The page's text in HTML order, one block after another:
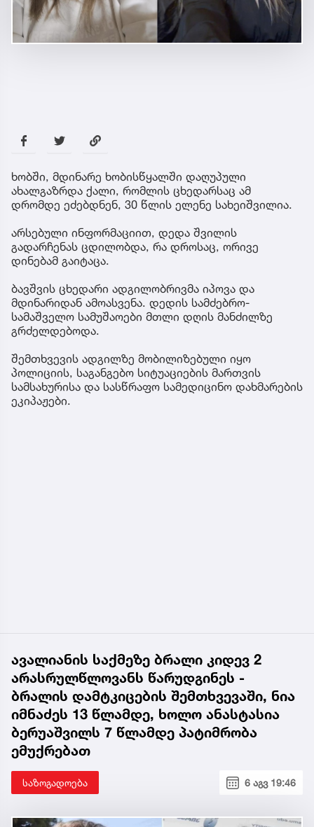
ხობში, მდინარე ხობისწყალში დაღუპული
ახალგაზრდა ქალი, რომლის ცხედარსაც ამ
დრომდე ეძებდნენ, 30 წლის ელენე სახეიშვილია.
არსებული ინფორმაციით, დედა შვილის
გადარჩენას ცდილობდა, რა დროსაც, ორივე
დინებამ გაიტაცა.
ბავშვის ცხედარი ადგილობრივმა იპოვა და
მდინარიდან ამოასვენა. დედის სამძებრო-
სამაშველო სამუშაოები მთლი დღის მანძილზე
გრძელდებოდა.
შემთხვევის ადგილზე მობილიზებული იყო
პოლიციის, საგანგებო სიტუაციების მართვის
სამსახურისა და სასწრაფო სამედიცინო დახმარების
ეკიპაჟები.
ავალიანის საქმეზე ბრალი კიდევ 2
არასრულწლოვანს წარუდგინეს -
ბრალის დამტკიცების შემთხვევაში, ნია
იმნაძეს 13 წლამდე, ხოლო ანასტასია
ბერუაშვილს 7 წლამდე პატიმრობა
ემუქრებათ
საზოგადოება 6 აგვ 19:46